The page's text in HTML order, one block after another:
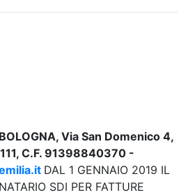
Via San Domenico 4,
C.F. 91398840370 -
DAL 1 GENNAIO 2019 IL
SDI PER FATTURE